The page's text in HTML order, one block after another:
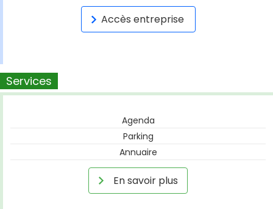
Accès entreprise
Services
Agenda
Parking
Annuaire
En savoir plus